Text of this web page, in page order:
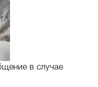
в случае